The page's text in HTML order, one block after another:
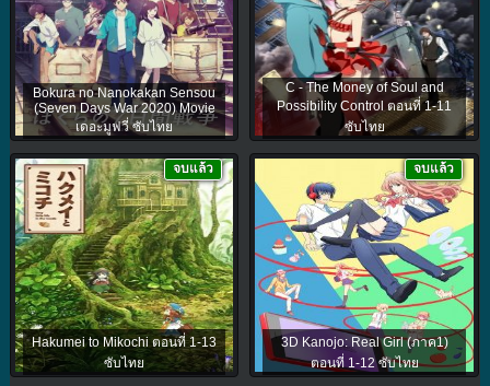
Bokura no Nanokakan Sensou
(Seven Days War 2020) Movie
เดอะมูฟวี่ ซับไทย
C - The Money of Soul and
Possibility Control ตอนที่ 1-11
ซับไทย
Hakumei to Mikochi ตอนที่ 1-13
ซับไทย
จบแล้ว
3D Kanojo: Real Girl (ภาค1)
ตอนที่ 1-12 ซับไทย
จบแล้ว